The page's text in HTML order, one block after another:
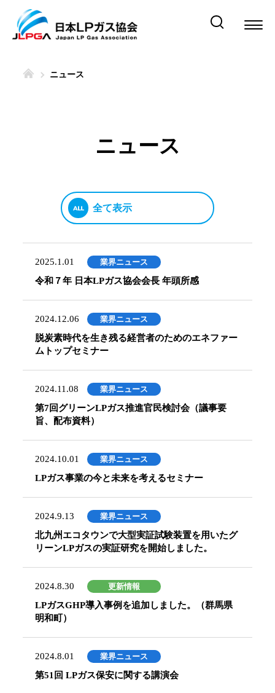
ニュース
ニュース
2025.1.01 業界ニュース
令和７年 日本LPガス協会会長 年頭所感
2024.12.06 業界ニュース
脱炭素時代を生き残る経営者のためのエネファー
ムトップセミナー
2024.11.08 業界ニュース
第7回グリーンLPガス推進官民検討会（議事要
旨、配布資料）
2024.10.01 業界ニュース
LPガス事業の今と未来を考えるセミナー
2024.9.13 業界ニュース
北九州エコタウンで大型実証試験装置を用いたグ
リーンLPガスの実証研究を開始しました。
2024.8.30 更新情報
LPガスGHP導入事例を追加しました。（群馬県
明和町）
2024.8.01 業界ニュース
第51回 LPガス保安に関する講演会